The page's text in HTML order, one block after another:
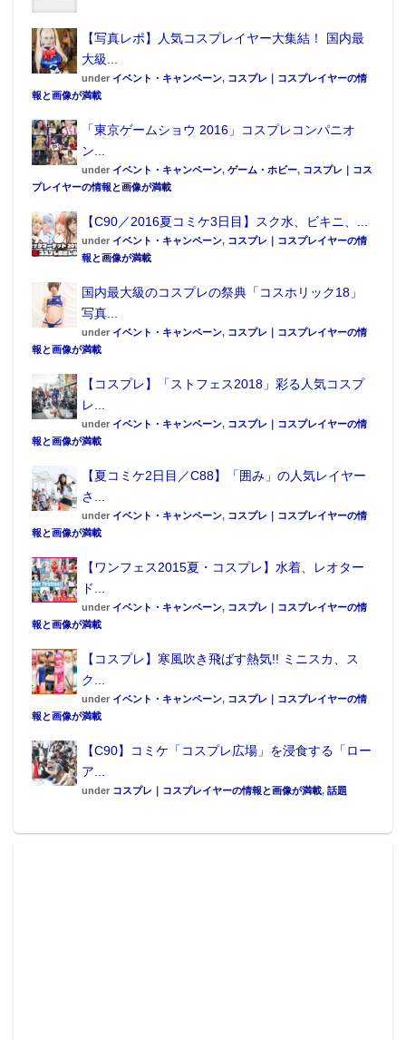
【写真レポ】人気コスプレイヤー大集結！ 国内最
大級...
under イベント・キャンペーン, コスプレ｜コスプレイヤーの情
報と画像が満載
「東京ゲームショウ 2016」コスプレコンパニオ
ン...
under イベント・キャンペーン, ゲーム・ホビー, コスプレ｜コス
プレイヤーの情報と画像が満載
【C90／2016夏コミケ3日目】スク水、ビキニ、...
under イベント・キャンペーン, コスプレ｜コスプレイヤーの情
報と画像が満載
国内最大級のコスプレの祭典「コスホリック18」
写真...
under イベント・キャンペーン, コスプレ｜コスプレイヤーの情
報と画像が満載
【コスプレ】「ストフェス2018」彩る人気コスプ
レ...
under イベント・キャンペーン, コスプレ｜コスプレイヤーの情
報と画像が満載
【夏コミケ2日目／C88】「囲み」の人気レイヤー
さ...
under イベント・キャンペーン, コスプレ｜コスプレイヤーの情
報と画像が満載
【ワンフェス2015夏・コスプレ】水着、レオター
ド...
under イベント・キャンペーン, コスプレ｜コスプレイヤーの情
報と画像が満載
【コスプレ】寒風吹き飛ばす熱気!! ミニスカ、ス
ク...
under イベント・キャンペーン, コスプレ｜コスプレイヤーの情
報と画像が満載
【C90】コミケ「コスプレ広場」を浸食する「ロー
ア...
under コスプレ｜コスプレイヤーの情報と画像が満載, 話題